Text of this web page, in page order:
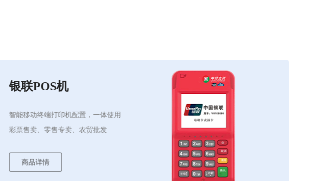
银联POS机
智能移动终端打印机配置，一体使用
彩票售卖、零售专卖、农贸批发
商品详情